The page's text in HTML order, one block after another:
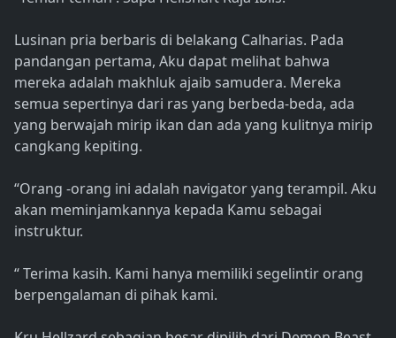
Lusinan pria berbaris di belakang Calharias. Pada
pandangan pertama, Aku dapat melihat bahwa
mereka adalah makhluk ajaib samudera. Mereka
semua sepertinya dari ras yang berbeda-beda, ada
yang berwajah mirip ikan dan ada yang kulitnya mirip
cangkang kepiting.
“Orang -orang ini adalah navigator yang terampil. Aku
akan meminjamkannya kepada Kamu sebagai
instruktur.
“ Terima kasih. Kami hanya memiliki segelintir orang
berpengalaman di pihak kami.